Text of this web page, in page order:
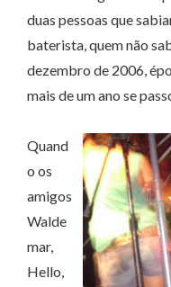
duas pessoas que
baterista, quem não
dezembro de 2006,
mais de um ano se
Quand
o os
amigos
Walde
mar,
Hello,